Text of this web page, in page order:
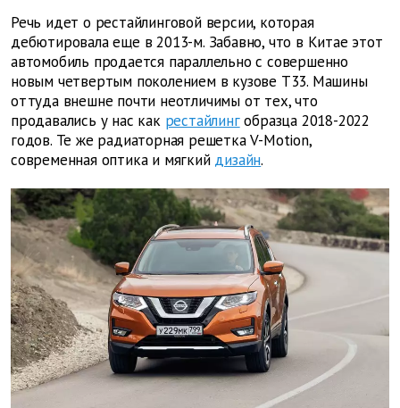
Речь идет о рестайлинговой версии, которая
дебютировала еще в 2013-м. Забавно, что в Китае этот
автомобиль продается параллельно с совершенно
новым четвертым поколением в кузове T33. Машины
оттуда внешне почти неотличимы от тех, что
продавались у нас как рестайлингобразца 2018-2022
годов. Те же радиаторная решетка V-Motion,
современная оптика и мягкий дизайн.